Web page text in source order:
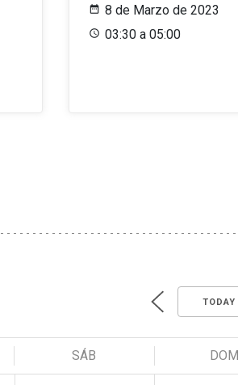
8 de Marzo de 2023
03:30 a 05:00
TODAY
SÁB DOM